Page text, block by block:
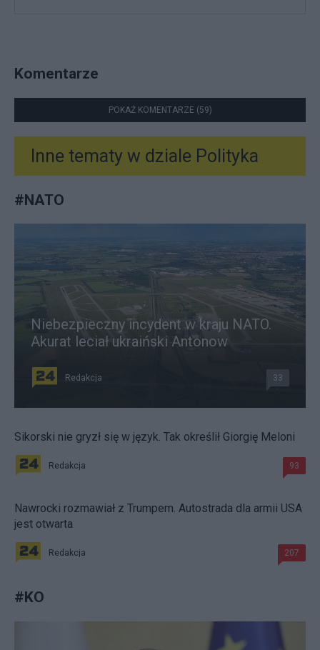
Komentarze
POKAŻ KOMENTARZE (59)
Inne tematy w dziale Polityka
#NATO
Niebezpieczny incydent w kraju NATO.
Akurat leciał ukraiński Antonow
Redakcja 33
Sikorski nie gryzł się w język. Tak określił Giorgię Meloni
Redakcja 93
Nawrocki rozmawiał z Trumpem. Autostrada dla armii USA
jest otwarta
Redakcja 207
#KO